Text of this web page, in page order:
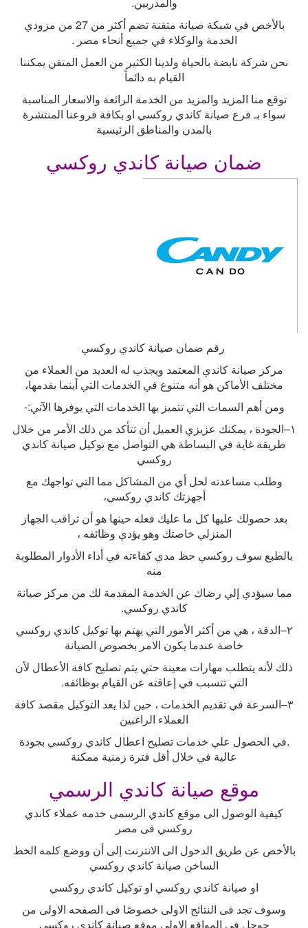
بالأخص في شبكة صيانة متقنة تضم أكثر من 27 من مزودي
الخدمة والوكلاء في جميع أنحاء مصر .
نحن شركة نابضة بالحياة ولدينا الكثير من العمل المتقن يمكننا
القيام به دائماً
توقع منا المزيد والمزيد من الخدمة الرائعة والاسعار المناسبة
سواء بـ فرع صيانة كاندي روكسي او بكافة فروعنا المنتشرة
بالمدن والمناطق الرئيسية
ضمان صيانة كاندي روكسي
رقم ضمان صيانة كاندي روكسي
مركز صيانة كاندي المعتمد ويجذب له العديد من العملاء من
مختلف الأماكن هو أنه متنوع في الخدمات التي أينما يقدمها،
ومن أهم السمات التي تتميز بها الخدمات التي يوفرها الآتي:-
١–الجودة ، يمكنك عزيزي العميل أن تتأكد من ذلك الأمر من خلال
طريقة غاية في البساطة هي التواصل مع توكيل صيانة كاندي
روكسي
وطلب مساعدته لحل أي من المشاكل مما التي تواجهك مع
أجهزتك كاندي روكسي،
بعد حصولك عليها كل ما عليك فعله حينها هو أن تراقب الجهاز
المنزلي خاصتك وهو يؤدي وظائفه ،
بالطبع سوف روكسي حظ مدي كفاءته في أداء الأدوار المطلوبة
منه
مما سيؤدي إلي رضاك عن الخدمة المقدمة لك من مركز صيانة
كاندي روكسي.
٢–الدقة ، هي من أكثر الأمور التي يهتم بها توكيل كاندي روكسي
خاصة عندما يكون الامر بخصوص الصيانة
ذلك لأنه يتطلب مهارات معينة حتي يتم تصليح كافة الأعطال لأن
التي تتسبب في إعاقته عن القيام بوظائفه.
٣–السرعة في تقديم الخدمات ، حين لذا يعد التوكيل مقصد كافة
العملاء الراغبين
.في الحصول علي خدمات تصليح اعطال كاندي روكسي بجودة
عالية في خلال أقل فترة زمنية ممكنة
موقع صيانة كاندي الرسمي
كيفية الوصول الى موقع كاندي الرسمى خدمه عملاء كاندي
روكسي فى مصر
بالأخص عن طريق الدخول الى الانترنت إلى أن ووضع كلمه الخط
الساخن صيانة كاندي روكسي
او صيانة كاندي روكسي او توكيل كاندي روكسي
وسوف تجد فى النتائج الاولى خصوصًا فى الصفحه الاولى من
جوجل فى المواقع الاولى موقع صيانة كاندي روكسي